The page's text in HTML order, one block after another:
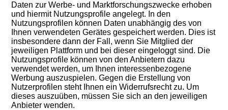
Daten zur Werbe- und Marktforschungszwecke erhoben
und hiermit Nutzungsprofile angelegt. In den
Nutzungsprofilen können Daten unabhängig des von
Ihnen verwendeten Gerätes gespeichert werden. Dies ist
insbesondere dann der Fall, wenn Sie Mitglied der
jeweiligen Plattform und bei dieser eingeloggt sind. Die
Nutzungsprofile können von den Anbietern dazu
verwendet werden, um Ihnen interessenbezogene
Werbung auszuspielen. Gegen die Erstellung von
Nutzerprofilen steht Ihnen ein Widerrufsrecht zu. Um
dieses auszuüben, müssen Sie sich an den jeweiligen
Anbieter wenden.